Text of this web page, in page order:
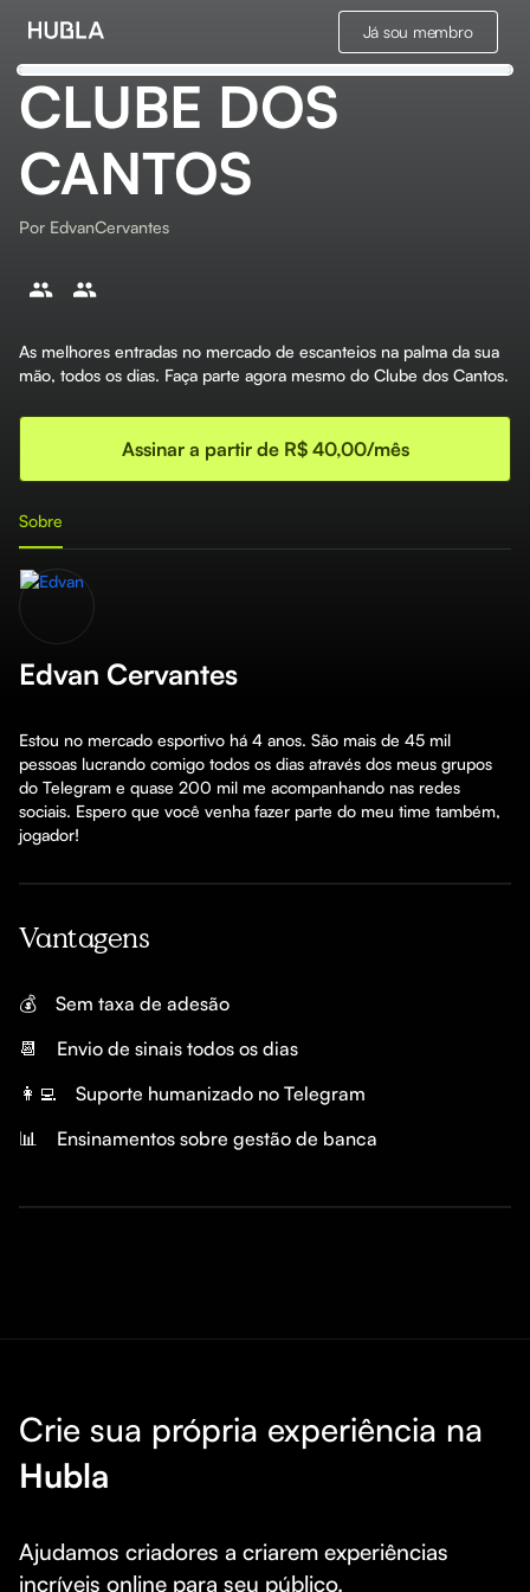
Já sou membro
CLUBE DOS
CANTOS
Por EdvanCervantes
As melhores entradas no mercado de escanteios na palma da sua
mão, todos os dias. Faça parte agora mesmo do Clube dos Cantos.
Assinar a partir de R$ 40,00/mês
Sobre
Edvan Cervantes
Estou no mercado esportivo há 4 anos. São mais de 45 mil
pessoas lucrando comigo todos os dias através dos meus grupos
do Telegram e quase 200 mil me acompanhando nas redes
sociais. Espero que você venha fazer parte do meu time também,
jogador!
Vantagens
💰
Sem taxa de adesão
📆
Envio de sinais todos os dias
👩‍💻
Suporte humanizado no Telegram
📊
Ensinamentos sobre gestão de banca
Crie sua própria experiência na
Hubla
Ajudamos criadores a criarem experiências
incríveis online para seu público.